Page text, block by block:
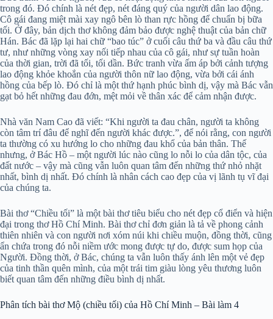
trong đó. Đó chính là nét đẹp, nét đáng quý của người dân lao động.
Cô gái đang miệt mài xay ngô bên lò than rực hồng để chuẩn bị bữa
tối. Ở đây, bản dịch thơ không đảm bảo được nghệ thuật của bản chữ
Hán. Bác đã lặp lại hai chữ “bao túc” ở cuối câu thứ ba và đầu câu thứ
tư, như những vòng xay nối tiếp nhau của cô gái, như sự tuần hoàn
của thời gian, trời đã tối, tối dần. Bức tranh vừa ấm áp bởi cảnh tượng
lao động khỏe khoắn của người thôn nữ lao động, vừa bởi cái ánh
hồng của bếp lò. Đó chỉ là một thứ hạnh phúc bình dị, vậy mà Bác vẫn
gạt bỏ hết những đau đớn, mệt mỏi về thân xác để cảm nhận được.
Nhà văn Nam Cao đã viết: “Khi người ta đau chân, người ta không
còn tâm trí đâu để nghĩ đến người khác được.”, để nói rằng, con người
ta thường có xu hướng lo cho những đau khổ của bản thân. Thế
nhưng, ở Bác Hồ – một người lúc nào cũng lo nỗi lo của dân tộc, của
đất nước – vậy mà cũng vẫn luôn quan tâm đến những thứ nhỏ nhặt
nhất, bình dị nhất. Đó chính là nhân cách cao đẹp của vị lãnh tụ vĩ đại
của chúng ta.
Bài thơ “Chiều tối” là một bài thơ tiêu biểu cho nét đẹp cổ điển và hiện
đại trong thơ Hồ Chí Minh. Bài thơ chỉ đơn giản là tả về phong cảnh
thiên nhiên và con người nơi xóm núi khi chiều muộn, đồng thời, cũng
ẩn chứa trong đó nỗi niềm ước mong được tự do, được sum họp của
Người. Đồng thời, ở Bác, chúng ta vẫn luôn thấy ánh lên một vẻ đẹp
của tinh thần quên mình, của một trái tim giàu lòng yêu thương luôn
biết quan tâm đến những điều bình dị nhất.
Phân tích bài thơ Mộ (chiều tối) của Hồ Chí Minh – Bài làm 4